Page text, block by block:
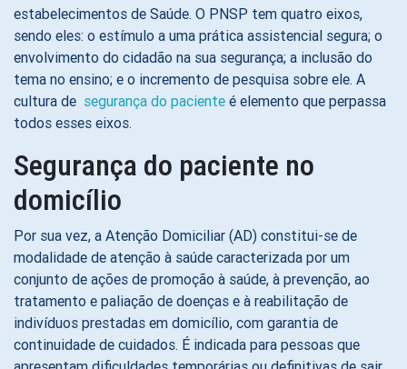
estabelecimentos de Saúde. O PNSP tem quatro eixos,
sendo eles: o estímulo a uma prática assistencial segura; o
envolvimento do cidadão na sua segurança; a inclusão do
tema no ensino; e o incremento de pesquisa sobre ele. A
cultura de segurança do paciente é elemento que perpassa
todos esses eixos.
Segurança do paciente no
domicílio
Por sua vez, a Atenção Domiciliar (AD) constitui-se de
modalidade de atenção à saúde caracterizada por um
conjunto de ações de promoção à saúde, à prevenção, ao
tratamento e paliação de doenças e à reabilitação de
indivíduos prestadas em domicílio, com garantia de
continuidade de cuidados. É indicada para pessoas que